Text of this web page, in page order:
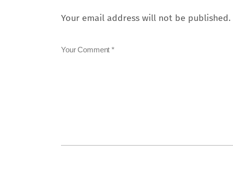
Your email address will not be published.
Your Comment *